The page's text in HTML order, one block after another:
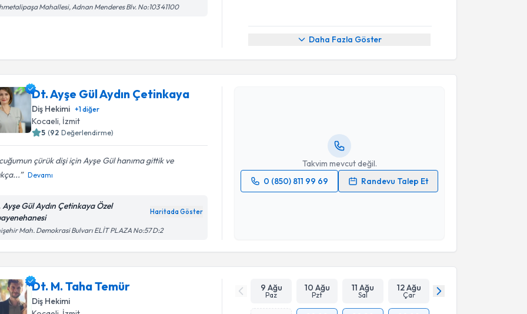
Mahallesi, Adnan Menderes Blv. No:103 41100
Daha Fazla Göster
Dt. Ayşe Gül Aydın Çetinkaya
Diş Hekimi +1diğer
Kocaeli, İzmit
5 (92 Değerlendirme)
çürük dişi için Ayşe Gül hanıma gittik ve
Devamı
Ayşe Gül Aydın Çetinkaya Özel
Haritada Göster
Mah. Demokrasi Bulvarı ELİT PLAZA No:57 D:2
Takvim mevcut değil.
0 (850) 811 99 69
Randevu Talep Et
Dt. M. Taha Temür
Diş Hekimi
9 Ağu
Paz
10 Ağu
Pzt
11 Ağu
Sal
12 Ağu
Çar